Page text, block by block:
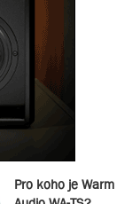
Pro koho je Warm